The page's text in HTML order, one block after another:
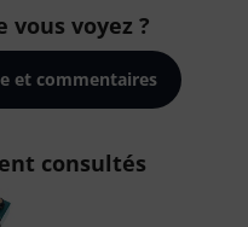
vous voyez ?
et commentaires
consultés